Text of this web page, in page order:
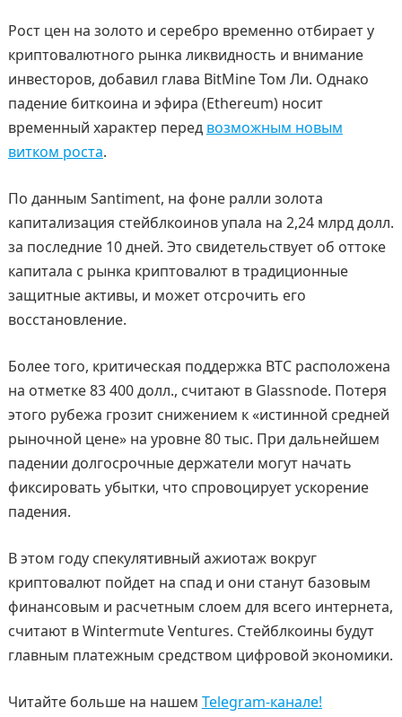
Рост цен на золото и серебро временно отбирает у
криптовалютного рынка ликвидность и внимание
инвесторов, добавил глава BitMine Том Ли. Однако
падение биткоина и эфира (Ethereum) носит
временный характер перед возможным новым
витком роста.
По данным Santiment, на фоне ралли золота
капитализация стейблкоинов упала на 2,24 млрд долл.
за последние 10 дней. Это свидетельствует об оттоке
капитала с рынка криптовалют в традиционные
защитные активы, и может отсрочить его
восстановление.
Более того, критическая поддержка BTC расположена
на отметке 83 400 долл., считают в Glassnode. Потеря
этого рубежа грозит снижением к «истинной средней
рыночной цене» на уровне 80 тыс. При дальнейшем
падении долгосрочные держатели могут начать
фиксировать убытки, что спровоцирует ускорение
падения.
В этом году спекулятивный ажиотаж вокруг
криптовалют пойдет на спад и они станут базовым
финансовым и расчетным слоем для всего интернета,
считают в Wintermute Ventures. Стейблкоины будут
главным платежным средством цифровой экономики.
Читайте больше на нашем Telegram-канале!